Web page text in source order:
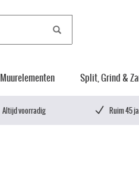
Muurelementen Split, Grind &
Altijd voorradig Ruim 45